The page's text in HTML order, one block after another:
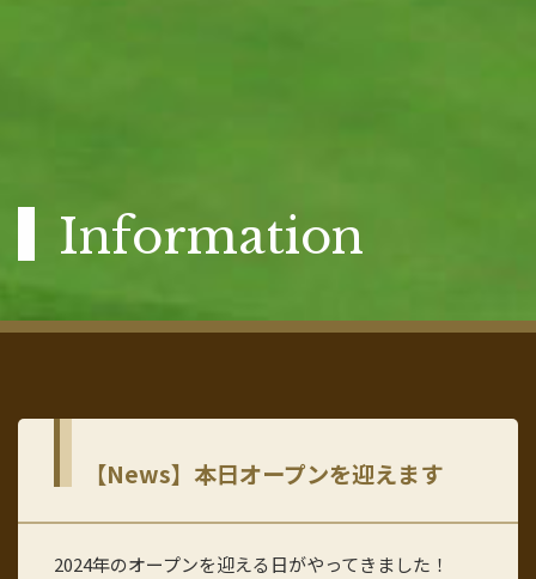
Information
【News】本日オープンを迎えます
2024年のオープンを迎える日がやってきました！